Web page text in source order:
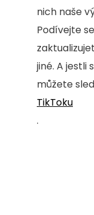
nich naše
Podívejte
jiné. A jestli
můžete
TikToku
.